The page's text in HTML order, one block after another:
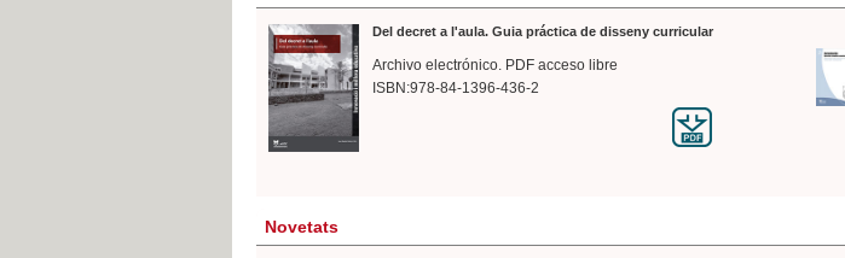
Del decret a l'aula. Guia práctica de disseny curricular
Archivo electrónico. PDF acceso libre
ISBN:978-84-1396-436-2
Novetats